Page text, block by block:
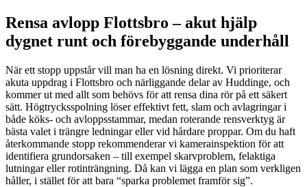
Rensa avlopp Flottsbro – akut hjälp
dygnet runt och förebyggande underhåll
När ett stopp uppstår vill man ha en lösning direkt. Vi prioriterar
akuta uppdrag i Flottsbro och närliggande delar av Huddinge, och
kommer ut med allt som behövs för att rensa dina rör på ett säkert
sätt. Högtrycksspolning löser effektivt fett, slam och avlagringar i
både köks- och avloppsstammar, medan roterande rensverktyg är
bästa valet i trängre ledningar eller vid hårdare proppar. Om du haft
återkommande stopp rekommenderar vi kamera­inspektion för att
identifiera grundorsaken – till exempel skarvproblem, felaktiga
lutningar eller rotinträngning. Då kan vi lägga en plan som verkligen
håller, i stället för att bara “sparka problemet framför sig”.